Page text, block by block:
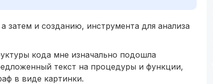
затем и созданию, инструмента для анализа
кода мне изначально подошла
текст на процедуры и функции,
в виде картинки.